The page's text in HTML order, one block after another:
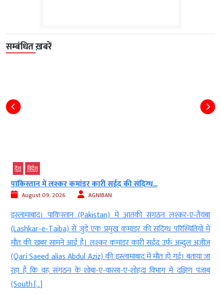
सम्बंधित ख़बरें
में
जा
देश
300 फीट नीचे गिरी एयर इंडिया की फ्लाइट,...
August 09, 2026 AGNIBAN
नई दिल्ली। फुकेत से दिल्ली आ रही एयर इंडिया की एक फ्लाइट में
आए तेज टर्बुलेंस (Turbulence) ने 145 यात्रियों की जान सांसत में डाल
अगस्त को ओडिशा के आसमान में एयरबस A320 (Airbus A320) को
ही सेकंड के भीतर करीब 300 फीट की ऊंचाई का नुकसान हुआ। इस
विमान […]